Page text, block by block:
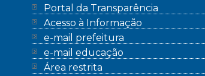
Portal da Transparência
Acesso à Informação
e-mail prefeitura
e-mail educação
Área restrita